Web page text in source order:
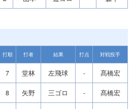
打順 打者 結果 打点 対戦投手
7 堂林 左飛球 - 髙橋宏
8 矢野 三ゴロ - 髙橋宏